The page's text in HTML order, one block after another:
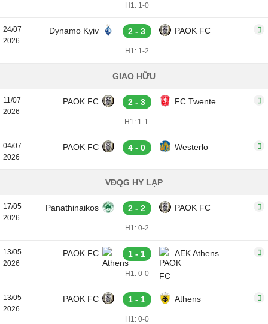
H1: 1-0
24/07
2026
Dynamo Kyiv 2 - 3 PAOK FC
H1: 1-2
GIAO HỮU
11/07
2026
PAOK FC 2 - 3 FC Twente
H1: 1-1
04/07
2026
PAOK FC 4 - 0 Westerlo
VĐQG HY LẠP
17/05
2026
Panathinaikos 2 - 2 PAOK FC
H1: 0-2
13/05
2026
PAOK FC 1 - 1 AEK Athens
H1: 0-0
13/05
2026
PAOK FC 1 - 1 Athens
H1: 0-0